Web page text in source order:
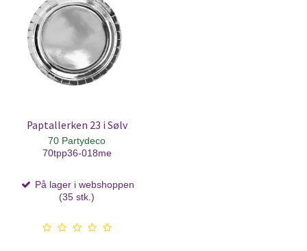
Paptallerken 23 i Sølv
70 Partydeco
70tpp36-018me
På lager i webshoppen
(35 stk.)